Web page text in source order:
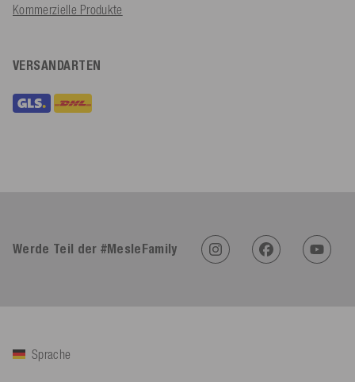
Kommerzielle Produkte
VERSANDARTEN
Werde Teil der #MesleFamily
Sprache